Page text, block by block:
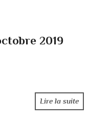
2019
Lire la suite